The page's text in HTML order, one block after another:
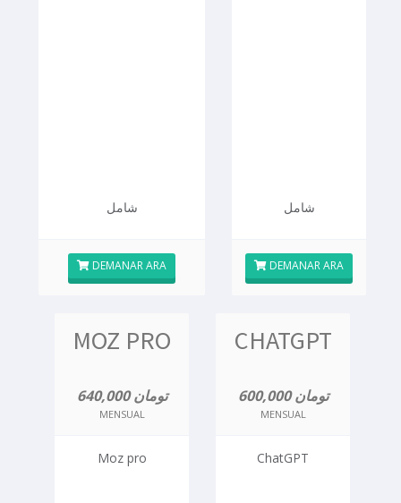
شامل
DEMANAR ARA
شامل
DEMANAR ARA
MOZ PRO
640,000 تومان
MENSUAL
Moz pro
CHATGPT
600,000 تومان
MENSUAL
ChatGPT